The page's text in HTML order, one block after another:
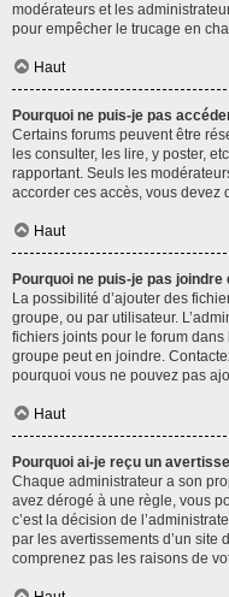
modérateurs et les
pour empêcher le trucage en
Haut
Pourquoi ne puis-je pas
Certains forums peuvent être
les consulter, les lire, y poster,
rapportant. Seuls les
accorder ces accès, vous devez
Haut
Pourquoi ne puis-je pas
La possibilité d’ajouter des
groupe, ou par utilisateur.
fichiers joints pour le forum
groupe peut en joindre.
pourquoi vous ne pouvez pas
Haut
Pourquoi ai-je reçu un
Chaque administrateur a son
avez dérogé à une règle, vous
c’est la décision de
par les avertissements d’un site
comprenez pas les raisons de